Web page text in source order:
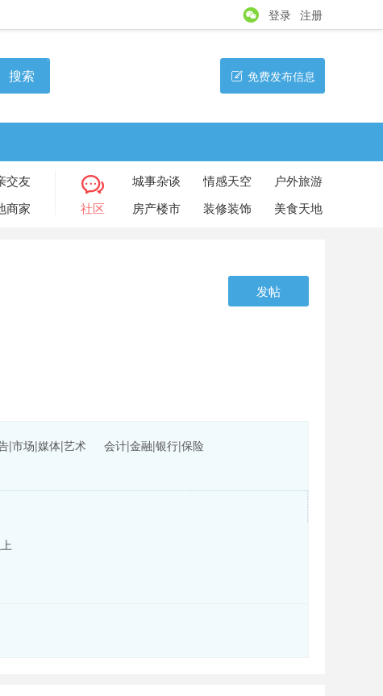
登录 注册
搜索 免费发布信息
交友
商家 社区
城事杂谈 情感天空
户外旅游
房产楼市
装修装饰 美食天地
发帖
|市场|媒体|艺术
会计|金融|银行|保险